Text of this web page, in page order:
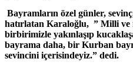
Bayramların özel günler,
hatırlatan Karaloğlu, ” Milli ve
birbirimizle yakınlaşıp
bayrama daha, bir Kurban
sevincini içerisindeyiz.” dedi.